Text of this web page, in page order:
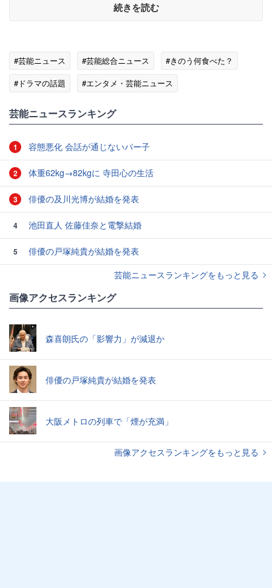
続きを読む
#芸能ニュース #芸能総合ニュース
#きのう何食べた？
#ドラマの話題
#エンタメ・芸能ニュース
芸能ニュースランキング
1 容態悪化 会話が通じないパー子
2 体重62kg→82kgに 寺田心の生活
3 俳優の及川光博が結婚を発表
4 池田直人 佐藤佳奈と電撃結婚
5
俳優の戸塚純貴が結婚を発表
芸能ニュースランキングをもっと見る
画像アクセスランキング
森喜朗氏の「影響力」が減退か
俳優の戸塚純貴が結婚を発表
大阪メトロの列車で「煙が充満」
画像アクセスランキングをもっと見る